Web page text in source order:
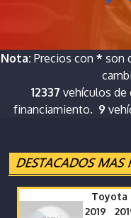
Nota: Precios con * son
12337 vehículos de
financiamiento. 9
Toyota
2019